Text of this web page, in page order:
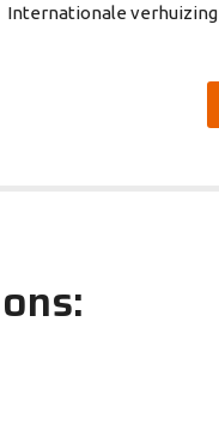
Internationale verhuizing